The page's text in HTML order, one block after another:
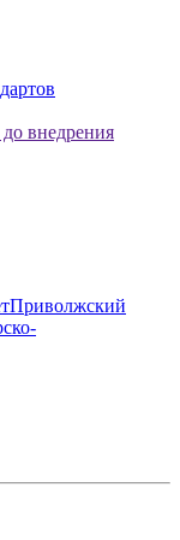
внедрения
Приволжский